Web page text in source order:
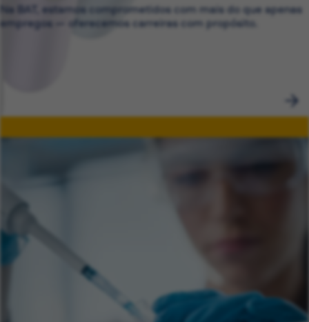
Na BAT, estamos comprometidos com mais do que apenas
empregos — oferecemos carreiras com propósito.